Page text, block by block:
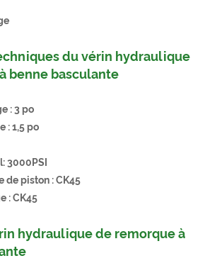
du vérin hydraulique
benne basculante
: 3 po
: 1,5 po
3000PSI
de piston : CK45
: CK45
hydraulique de remorque à